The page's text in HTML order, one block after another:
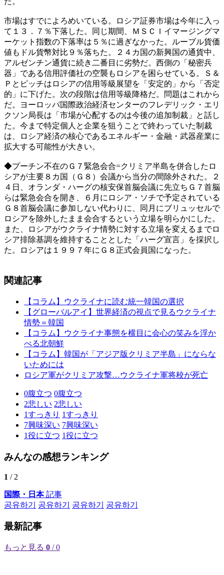
市場はすでによろめいている。ロシア証券市場は今年に入っ
て１３．７％下落した。同じ期間、ＭＳＣＩイマージングマ
ーケット指数の下落率は５％に過ぎなかった。ルーブル貨価
値もドル貨幣対比９％落ちた。２４カ国の新興国の通貨中、
アルゼンチン通貨に続き二番目に劣勢だ。西側の「秘密兵
器」である信用評価社の空襲もロシアを困らせている。Ｓ＆
Ｐとピッチはロシアの信用等級展望を「安定的」から「否定
的」に下げた。次の段階は信用等級降格だ。問題はこれから
だ。ヨーロッパ国際政治経済センターのフレデリック・エリ
クソン局長は「市場が心配するのは今後の追加制裁」と話し
た。今まで特定個人と企業を狙うことで終わっていた制裁
は、ロシア経済の核心であるエネルギー・金融・武器産業に
拡大する可能性が大きい。
◆プーチン不在のＧ７緊急会合=クリミア半島を併合したロ
シアが主要８カ国（Ｇ８）会議から当分の間除外された。２
４日、オランダ・ハーグの核安保首脳会議に先立ちＧ７首脳
らは緊急会合を開き、６月にロシア・ソチで予定されている
Ｇ８首脳会議に参加しない代わりに、同月にブリュッセルで
ロシアを除外したまま会合するという立場を明らかにした。
また、ロシアがウクライナ情勢に対する立場を変えるまでロ
シア排除基調を維持することとした「ハーグ宣言」を採択し
た。ロシアは１９９７年にＧ８正式会員国になった。
関連記事
【コラム】ウクライナに読む統一韓国の選択
【グローバルアイ】世界経済の視点で見るウクライナ
情勢＝韓国
【コラム】ウクライナ事態を横目に会心の笑みを浮か
べる北朝鮮
【コラム】韓国が「アジア版クリミア半島」にならな
いためには
ロシア軍がクリミア攻撃…ウクライナ軍将校が死亡
0腹立つ 0腹立つ
2悲しい 2悲しい
1すっきり 1すっきり
7興味深い 7興味深い
1役に立つ 1役に立つ
みんなの感想ランキング
1 / 2
国際・日本記事
공유하기
공유하기 공유하기 공유하기
最新記事
もっと見る 0 / 0